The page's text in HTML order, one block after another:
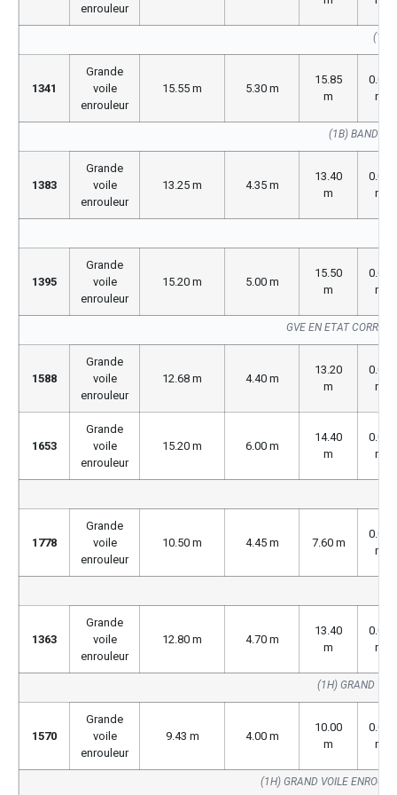
enrouleur
1341
Grande
voile
enrouleur
15.55 m 5.30 m
15.85
m
0.00
m
(1B) BANDE
1383
Grande
voile
enrouleur
13.25 m 4.35 m
13.40
m
0.00
m
1395
Grande
voile
enrouleur
15.20 m 5.00 m
15.50
m
0.00
m
GVE EN ETAT
1588
Grande
voile
enrouleur
12.68 m 4.40 m
13.20
m
0.00
m
1653
Grande
voile
enrouleur
15.20 m 6.00 m
14.40
m
0.00
m
1778
Grande
voile
enrouleur
10.50 m 4.45 m 7.60 m
0.00
m
1363
Grande
voile
enrouleur
12.80 m 4.70 m
13.40
m
0.00
m
(1H) GRAND
1570
Grande
voile
enrouleur
9.43 m 4.00 m
10.00
m
0.00
m
(1H) GRAND VOILE